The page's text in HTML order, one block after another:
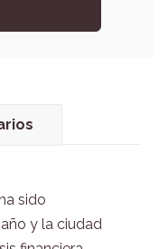
sido
y la ciudad